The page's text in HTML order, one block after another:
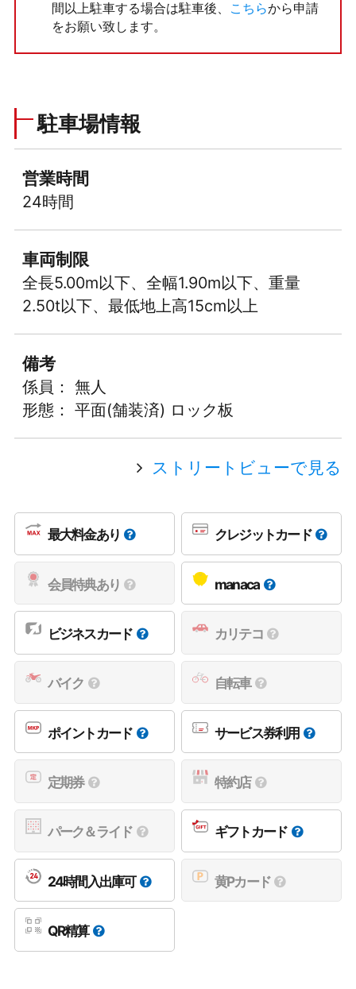
間以上駐車する場合は駐車後、
こちらから申請
をお願い致します。
駐車場情報
営業時間
24時間
車両制限
全長5.00m以下、全幅1.90m以下、重量
2.50t以下、最低地上高15cm以上
備考
係員： 無人
形態： 平面(舗装済) ロック板
ストリートビューで見る
最大料金あり クレジットカード
会員特典あり manaca
ビジネスカード カリテコ
バイク 自転車
ポイントカード サービス券利用
定期券 特約店
パーク＆ライド ギフトカード
24時間入出庫可 黄Pカード
QR精算